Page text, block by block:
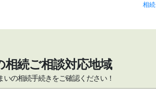
相続
相続ご相談対応地域
いの相続手続きをご確認ください！